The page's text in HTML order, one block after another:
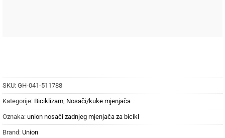
SKU: GH-041-511788
Kategorije: Biciklizam, Nosači/kuke mjenjača
Oznaka: union nosači zadnjeg mjenjača za bicikl
Brand: Union